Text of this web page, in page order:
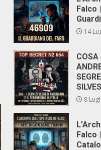
Falco
14
COSA
8
Falco